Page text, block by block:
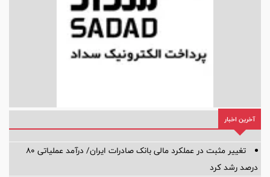
آخرین اخبار
تغییر مثبت در عملکرد مالی بانک صادرات ایران/ درآمد عملیاتی 80
درصد رشد کرد